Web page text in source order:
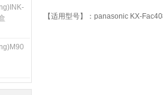
【适用型号】：panasonic KX-